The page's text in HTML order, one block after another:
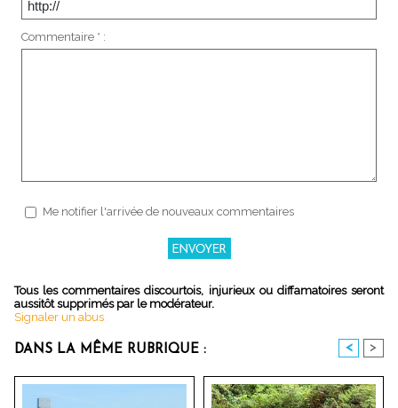
Commentaire * :
Me notifier l'arrivée de nouveaux commentaires
Tous les commentaires discourtois, injurieux ou diffamatoires seront
aussitôt supprimés par le modérateur.
Signaler un abus
DANS LA MÊME RUBRIQUE : < >